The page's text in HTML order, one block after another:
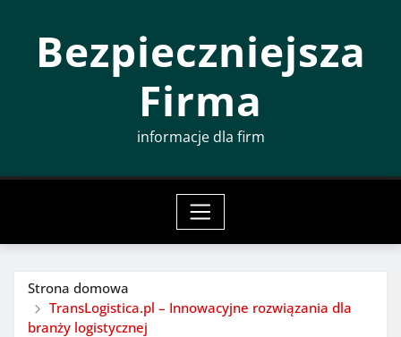
Bezpieczniejsza
Firma
informacje dla firm
Strona domowa
TransLogistica.pl – Innowacyjne rozwiązania dla
branży logistycznej